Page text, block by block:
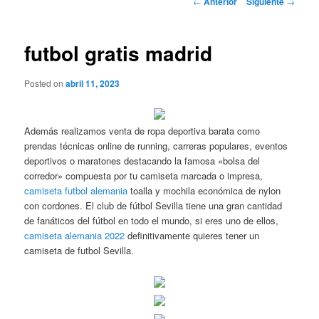
futbol gratis madrid
Posted onabril 11, 2023
Además realizamos venta de ropa deportiva barata como
prendas técnicas online de running, carreras populares, eventos
deportivos o maratones destacando la famosa «bolsa del
corredor» compuesta por tu camiseta marcada o impresa,
camiseta futbol alemania toalla y mochila económica de nylon
con cordones. El club de fútbol Sevilla tiene una gran cantidad
de fanáticos del fútbol en todo el mundo, si eres uno de ellos,
camiseta alemania 2022 definitivamente quieres tener un
camiseta de futbol Sevilla.